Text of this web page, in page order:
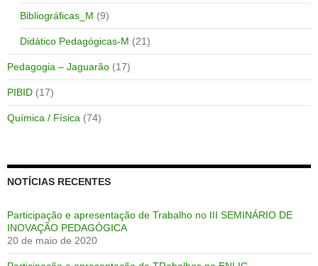
Bibliográficas_M (9)
Didático Pedagógicas-M (21)
Pedagogia – Jaguarão (17)
PIBID (17)
Química / Física (74)
NOTÍCIAS RECENTES
Participação e apresentação de Trabalho no III SEMINÁRIO DE
INOVAÇÃO PEDAGÓGICA
20 de maio de 2020